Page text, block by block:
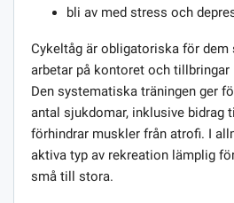
bli av med stress och
Cykeltåg är obligatoriska för dem
arbetar på kontoret och
Den systematiska träningen ger
antal sjukdomar, inklusive bidrag
förhindrar muskler från atrofi. I
aktiva typ av rekreation lämplig
små till stora.